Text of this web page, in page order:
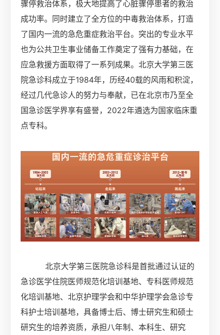
骤停救治体系，极大地提高了心脏骤停患者的救治
成功率。同时建立了全方位的中毒救治体系，打造
了国内一流的急危重症救治平台。突出的专业水平
也为公共卫生事业储备工作奠定了强有力基础，在
应急救援方面取得了一系列成果。北京大学第三医
院急诊科成立于1984年，历经40载的风雨和积淀，
经过几代急诊人的努力与奉献，已在北京市乃至全
国急诊医学界享有盛誉，2022年遴选为国家临床重
点专科。
北京大学第三医院急诊科是首批通过认证的
急诊医学住院医师规范化培训基地、专科医师规范
化培训基地、北京护理学会和中华护理学会急诊专
科护士培训基地，具备博士后、博士研究生和硕士
研究生的培养资质，承担八年制、本科生、研究